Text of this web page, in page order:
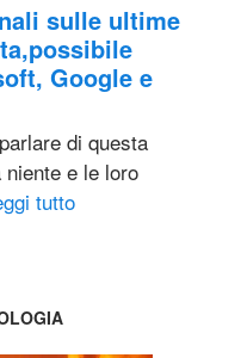
sulle ultime
Google e
di questa
e le loro
tutto